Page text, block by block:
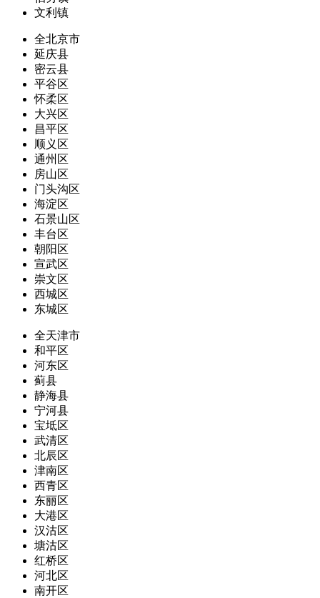
文利镇
全北京市
延庆县
密云县
平谷区
怀柔区
大兴区
昌平区
顺义区
通州区
房山区
门头沟区
海淀区
石景山区
丰台区
朝阳区
宣武区
崇文区
西城区
东城区
全天津市
和平区
河东区
蓟县
静海县
宁河县
宝坻区
武清区
北辰区
津南区
西青区
东丽区
大港区
汉沽区
塘沽区
红桥区
河北区
南开区